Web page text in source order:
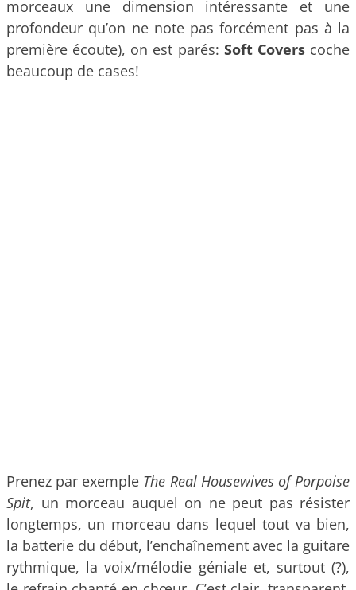
morceaux une dimension intéressante et une
profondeur qu’on ne note pas forcément pas à la
première écoute), on est parés: Soft Coverscoche
beaucoup de cases!
Prenez par exemple The Real Housewives of Porpoise
Spit, un morceau auquel on ne peut pas résister
longtemps, un morceau dans lequel tout va bien,
la batterie du début, l’enchaînement avec la guitare
rythmique, la voix/mélodie géniale et, surtout (?),